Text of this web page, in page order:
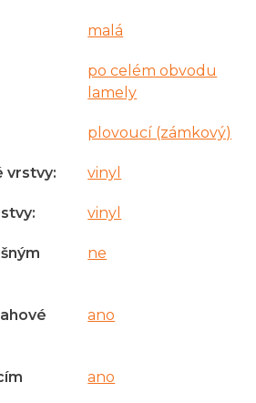
malá
po celém obvodu
lamely
plovoucí (zámkový)
vrstvy: vinyl
: vinyl
ne
ano
ano